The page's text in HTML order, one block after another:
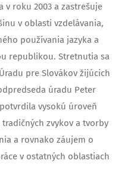
roku 2003 a zastrešuje
v oblasti vzdelávania,
používania jazyka a
republikou. Stretnutia sa
pre Slovákov žijúcich
úradu Peter
vysokú úroveň
zvykov a tvorby
a rovnako záujem o
v ostatných oblastiach